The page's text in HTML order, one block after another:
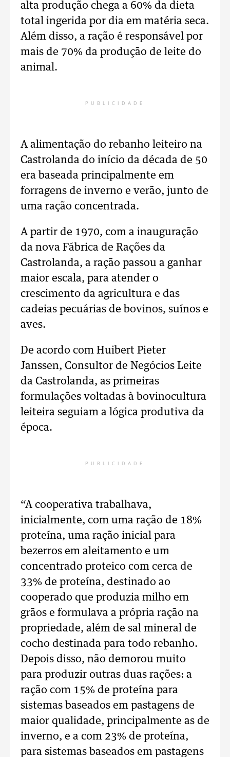
alta produção chega a 60% da dieta
total ingerida por dia em matéria seca.
Além disso, a ração é responsável por
mais de 70% da produção de leite do
animal.
PUBLICIDADE
A alimentação do rebanho leiteiro na
Castrolanda do início da década de 50
era baseada principalmente em
forragens de inverno e verão, junto de
uma ração concentrada.
A partir de 1970, com a inauguração
da nova Fábrica de Rações da
Castrolanda, a ração passou a ganhar
maior escala, para atender o
crescimento da agricultura e das
cadeias pecuárias de bovinos, suínos e
aves.
De acordo com Huibert Pieter
Janssen, Consultor de Negócios Leite
da Castrolanda, as primeiras
formulações voltadas à bovinocultura
leiteira seguiam a lógica produtiva da
época.
PUBLICIDADE
“A cooperativa trabalhava,
inicialmente, com uma ração de 18%
proteína, uma ração inicial para
bezerros em aleitamento e um
concentrado proteico com cerca de
33% de proteína, destinado ao
cooperado que produzia milho em
grãos e formulava a própria ração na
propriedade, além de sal mineral de
cocho destinada para todo rebanho.
Depois disso, não demorou muito
para produzir outras duas rações: a
ração com 15% de proteína para
sistemas baseados em pastagens de
maior qualidade, principalmente as de
inverno, e a com 23% de proteína,
para sistemas baseados em pastagens